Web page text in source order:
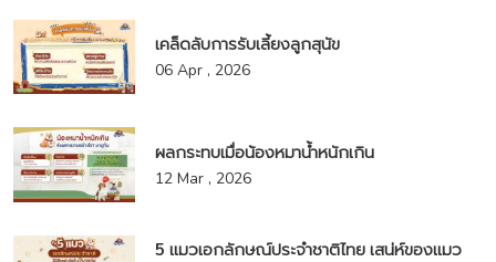
เคล็ดลับการรับเลี้ยงลูกสุนัข
06 Apr , 2026
ผลกระทบเมื่อน้องหมาน้ำหนักเกิน
12 Mar , 2026
5 แมวเอกลักษณ์ประจำชาติไทย เสน่ห์ของแมว